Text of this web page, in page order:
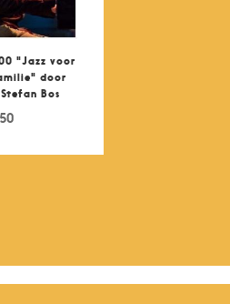
"Jazz voor
door
Bos